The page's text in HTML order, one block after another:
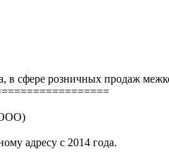
в сфере розничных продаж
ООО)
адресу с 2014 года.